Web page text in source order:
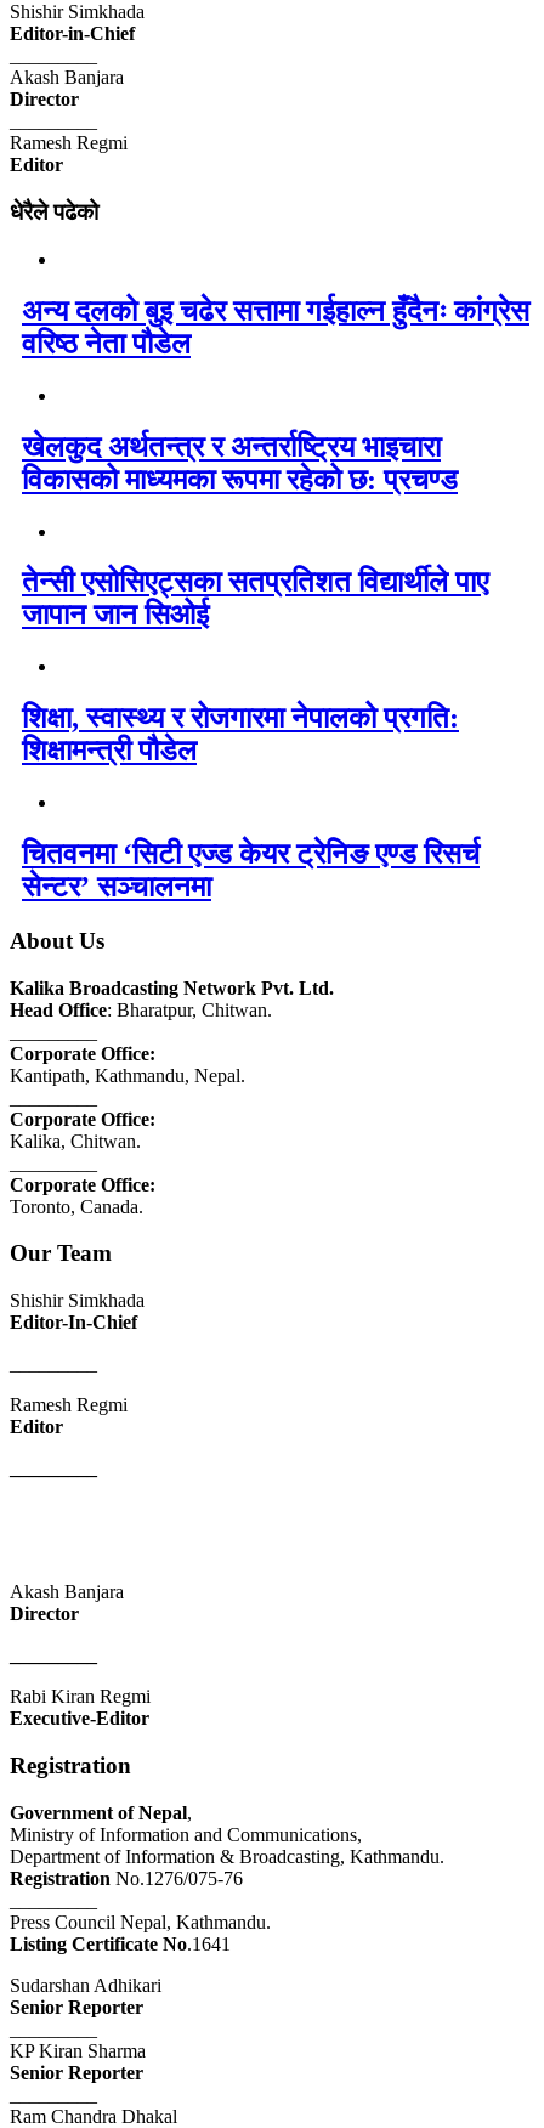
Shishir Simkhada
Editor-in-Chief
Akash Banjara
Director
Ramesh Regmi
Editor
धेरैले पढेको
अन्य दलको बुइ चढेर सत्तामा गईहाल्न हुँदैनः कांग्रेस
वरिष्ठ नेता पौडेल
खेलकुद अर्थतन्त्र र अन्तर्राष्ट्रिय भाइचारा
विकासको माध्यमका रूपमा रहेको छ: प्रचण्ड
तेन्सी एसोसिएट्सका सतप्रतिशत विद्यार्थीले पाए
जापान जान सिओई
शिक्षा, स्वास्थ्य र रोजगारमा नेपालको प्रगति:
शिक्षामन्त्री पौडेल
चितवनमा ‘सिटी एज्ड केयर ट्रेनिङ एण्ड रिसर्च
सेन्टर’ सञ्चालनमा
About Us
Kalika Broadcasting Network Pvt. Ltd.
Head Office: Bharatpur, Chitwan.
Corporate Office:
Kantipath, Kathmandu, Nepal.
Corporate Office:
Kalika, Chitwan.
Corporate Office:
Toronto, Canada.
Our Team
Shishir Simkhada
Editor-In-Chief
Ramesh Regmi
Editor
Akash Banjara
Director
Rabi Kiran Regmi
Executive-Editor
Registration
Government of Nepal,
Ministry of Information and Communications,
Department of Information & Broadcasting, Kathmandu.
Registration No.1276/075-76
Press Council Nepal, Kathmandu.
Listing Certificate No.1641
Sudarshan Adhikari
Senior Reporter
KP Kiran Sharma
Senior Reporter
Ram Chandra Dhakal